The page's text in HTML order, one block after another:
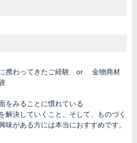
に携わってきたご経験 or 金物商材
をみることに慣れている
解決していくこと、そして、ものづく
味がある方には本当におすすめです。